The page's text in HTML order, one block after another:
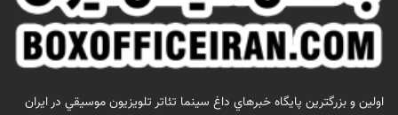
اولين و بزرگترين پايگاه خبرهاي داغ سينما تئاتر تلويزيون موسيقي در ايران